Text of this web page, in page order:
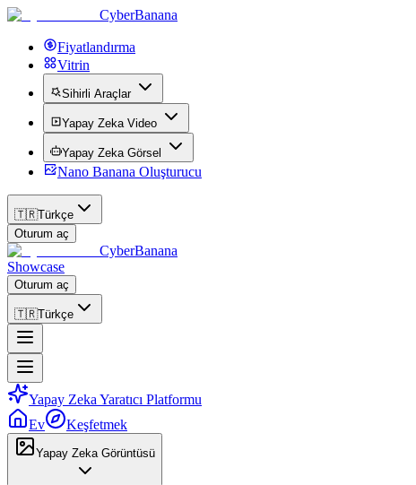
CyberBanana
Fiyatlandırma
Vitrin
Sihirli Araçlar
Yapay Zeka Video
Yapay Zeka Görsel
Nano Banana Oluşturucu
🇹🇷Türkçe
Oturum aç
CyberBanana
Showcase
Oturum aç
🇹🇷Türkçe
Yapay Zeka Yaratıcı Platformu
Ev
Keşfetmek
Yapay Zeka Görüntüsü